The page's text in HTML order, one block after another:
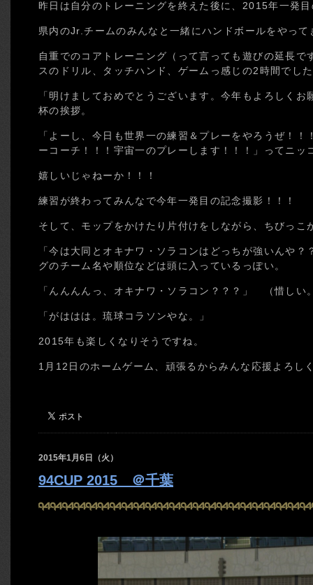
昨日は自分のトレーニングを終えた後に、2015年一発
県内のJr.チームのみんなと一緒にハンドボールをやって
自重でのコアトレーニング（って言っても遊びの延長で
スのドリル、タッチハンド、ゲームっ感じの2時間でし
「明けましておめでとうございます。今年もよろしく
杯の挨拶。
「よーし、今日も世界一の練習＆プレーをやろうぜ！
ーコーチ！！！宇宙一のプレーします！！！」ってニッ
嬉しいじゃねーか！！！
練習が終わってみんなで今年一発目の記念撮影！！！
そして、モップをかけたり片付けをしながら、ちびっこ
「今は大同とオキナワ・ソラコンはどっちが強いんや
グのチーム名や順位などは頭に入っているっぽい。
「んんんんっ、オキナワ・ソラコン？？？」 （惜しい
「がははは。琉球コラソンやな。」
2015年も楽しくなりそうですね。
1月12日のホームゲーム、頑張るからみんな応援よろし
2015年1月6日（火）
94CUP 2015 ＠千葉